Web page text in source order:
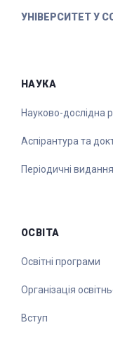
УНІВЕРСИТЕТ У
НАУКА
Науково-дослідна
Аспірантура та
Періодичні видання
ОСВІТА
Освітні програми
Організація
Вступ